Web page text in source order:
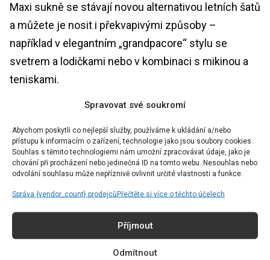
Spravovat své soukromí
Abychom poskytli co nejlepší služby, používáme k ukládání a/nebo
přístupu k informacím o zařízení, technologie jako jsou soubory cookies.
Souhlas s těmito technologiemi nám umožní zpracovávat údaje, jako je
chování při procházení nebo jedinečná ID na tomto webu. Nesouhlas nebo
odvolání souhlasu může nepříznivě ovlivnit určité vlastnosti a funkce.
Správa {vendor_count} prodejcůPřečtěte si více o těchto účelech
Příjmout
Odmítnout
Maxi sukně se stávají novou alternativou letních šatů
a můžete je nosit i překvapivými způsoby –
například v elegantním „grandpacore“ stylu se
svetrem a lodičkami nebo v kombinaci s mikinou a
teniskami.
Mini tašky
Nelze zapomínat ani na doplňky. Oversized tašky
jsou out, must-have jsou tašky malých rozměrů. V
současné době jsou trendy „Hubba-bubba bags”,
které mají osobitý styl a jsou ideální pro nošení
nezbytných věcí. Tyto tašky mají jedinečné tvary a
výrazné barvy, které dodají vašemu outfitu zábavný